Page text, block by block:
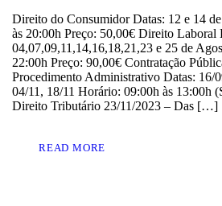
Direito do Consumidor Datas: 12 e 14
às 20:00h Preço: 50,00€ Direito Laboral
04,07,09,11,14,16,18,21,23 e 25 de
22:00h Preço: 90,00€ Contratação
Procedimento Administrativo Datas: 16/
04/11, 18/11 Horário: 09:00h às 13:00h
Direito Tributário 23/11/2023 – Das […]
READ MORE